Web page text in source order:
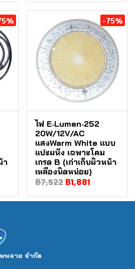
า
-75%
ไฟ E‐Lumen‐252
20W/12V/AC
แสงWarm White แบบ
แปะผนัง เฉพาะโคม
เกรด B (เก่าเก็บผิวหน้า
เหลืองนิดหน่อย)
฿7,522 ฿1,881
พลาย จำกัด